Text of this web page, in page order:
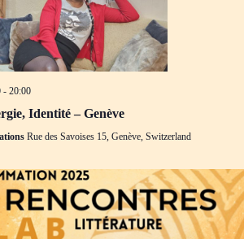
- 20:00
Identité – Genève
Rue des Savoises 15, Genève, Switzerland